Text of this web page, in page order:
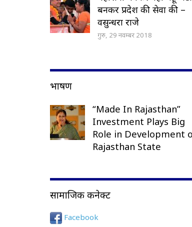
बनकर प्रदेश की सेवा की –
वसुन्धरा राजे
गुरु, 29 नवम्बर 2018
भाषण
“Made In Rajasthan”
Investment Plays Big
Role in Development
Rajasthan State
सामाजिक कनेक्ट
Facebook